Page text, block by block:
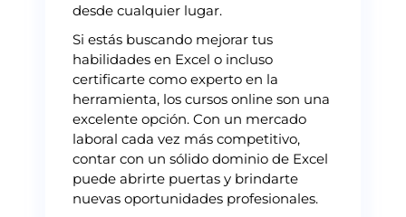
desde cualquier lugar.
Si estás buscando mejorar tus
habilidades en Excel o incluso
certificarte como experto en la
herramienta, los cursos online son una
excelente opción. Con un mercado
laboral cada vez más competitivo,
contar con un sólido dominio de Excel
puede abrirte puertas y brindarte
nuevas oportunidades profesionales.